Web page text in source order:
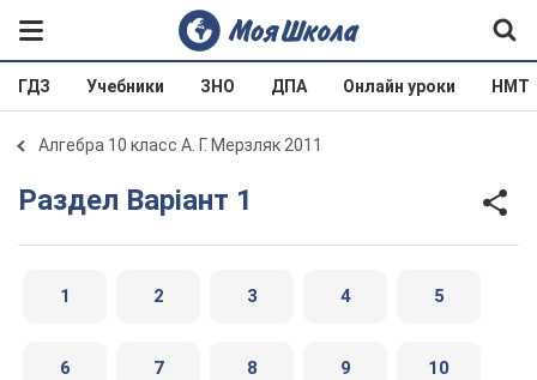
ГДЗ Учебники ЗНО ДПА Онлайн уроки НМТ
Алгебра 10 класс А. Г. Мерзляк 2011
Раздел Варіант 1
1 2 3 4 5
6 7 8 9 10